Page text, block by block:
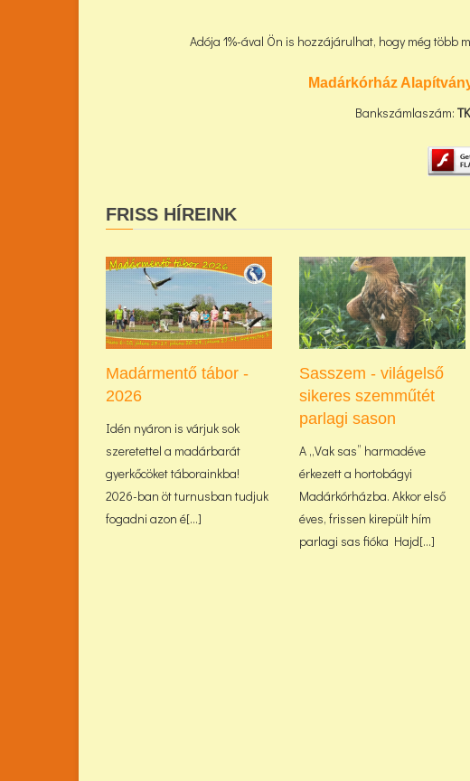
Adója 1%-ával Ön is hozzájárulhat, hogy még több
Madárkórház
Bankszámlaszám:
FRISS HÍREINK
Madármentő tábor -
2026
Idén nyáron is várjuk sok
szeretettel a madárbarát
gyerkőcöket táborainkba!
2026-ban öt turnusban tudjuk
fogadni azon é[...]
Sasszem - világelső
sikeres szemműtét
parlagi sason
A „Vak sas” harmadéve
érkezett a hortobágyi
Madárkórházba. Akkor első
éves, frissen kirepült hím
parlagi sas fióka Hajd[...]